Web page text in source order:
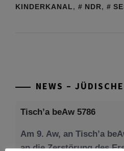
KINDERKANAL, NDR,
NEWS –
Am 9. Aw, an Tisch’a
an die Zerstörung des
[weiterlesen]